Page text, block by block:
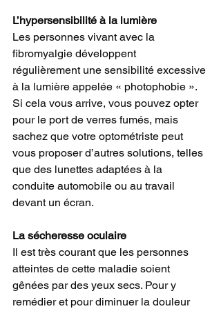
L’hypersensibilité à la lumière
Les personnes vivant avec la
fibromyalgie développent
régulièrement une sensibilité excessive
à la lumière appelée « photophobie ».
Si cela vous arrive, vous pouvez opter
pour le port de verres fumés, mais
sachez que votre optométriste peut
vous proposer d’autres solutions, telles
que des lunettes adaptées à la
conduite automobile ou au travail
devant un écran.
La sécheresse oculaire
Il est très courant que les personnes
atteintes de cette maladie soient
gênées par des yeux secs. Pour y
remédier et pour diminuer la douleur